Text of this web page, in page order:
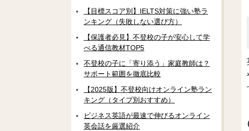
【目標スコア別】IELTS対策に強い塾ラ
ンキング（失敗しない選び方）
【保護者必見】不登校の子が安心して学
べる通信教材TOP5
不登校の子に「寄り添う」家庭教師は？
サポート範囲を徹底比較
【2025版】不登校向けオンライン塾ラン
キング（タイプ別おすすめ）
ビジネス英語が最速で伸びるオンライン
英会話を厳選紹介